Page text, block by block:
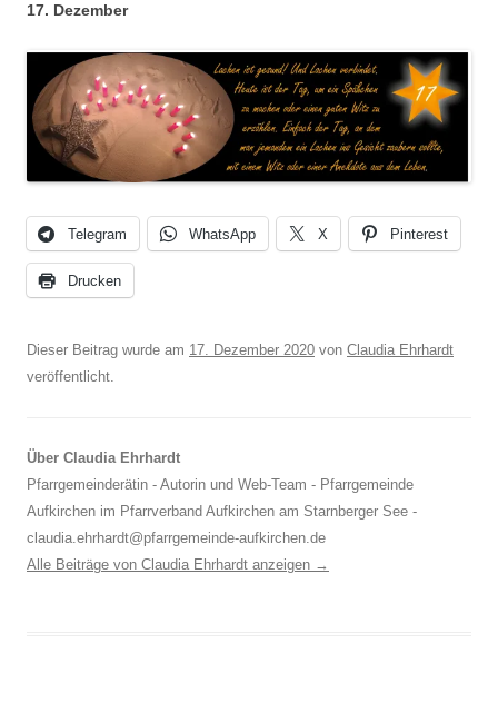
17. Dezember
Telegram WhatsApp X Pinterest
Drucken
Dieser Beitrag wurde am 17. Dezember 2020 von Claudia Ehrhardt
veröffentlicht.
Über Claudia Ehrhardt
Pfarrgemeinderätin - Autorin und Web-Team - Pfarrgemeinde
Aufkirchen im Pfarrverband Aufkirchen am Starnberger See -
claudia.ehrhardt@pfarrgemeinde-aufkirchen.de
Alle Beiträge von Claudia Ehrhardt anzeigen →